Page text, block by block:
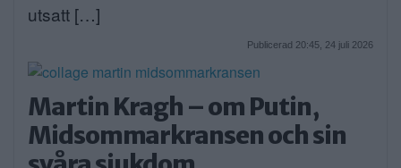
utsatt […]
Publicerad 20:45, 24 juli 2026
Martin Kragh – om Putin,
Midsommarkransen och sin